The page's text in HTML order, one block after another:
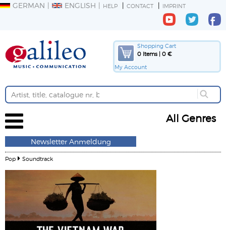
GERMAN ENGLISH HELP CONTACT IMPRINT
Shopping Cart
0 Items | 0 €
My Account
All Genres
Newsletter Anmeldung
Pop Soundtrack